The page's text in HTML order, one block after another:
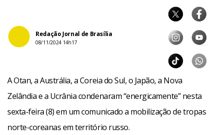
Redação Jornal de Brasília
08/11/2024 14h17
A Otan, a Austrália, a Coreia do Sul, o Japão, a Nova
Zelândia e a Ucrânia condenaram “energicamente” nesta
sexta-feira (8) em um comunicado a mobilização de tropas
norte-coreanas em território russo.